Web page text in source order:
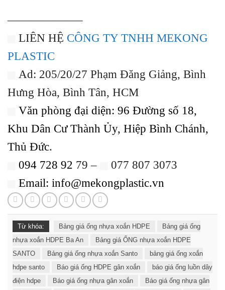
——————–
LIÊN HỆ CÔNG TY TNHH MEKONG
PLASTIC
Ad: 205/20/27 Phạm Đăng Giảng, Bình
Hưng Hòa, Bình Tân, HCM
Văn phòng đại diện: 96 Đường số 18,
Khu Dân Cư Thành Ủy, Hiệp Bình Chánh,
Thủ Đức.
094 728 92 79 –
077 807 3073
Email: info@mekongplastic.vn
Từ khóa: Bảng giá ống nhựa xoắn HDPE
Bảng giá ống
nhựa xoắn HDPE Ba An
Bảng giá ỐNG nhựa xoắn HDPE
SANTO
Bảng giá ống nhựa xoắn Santo
bảng giá ống xoắn
hdpe santo
Báo giá ống HDPE gân xoắn
báo giá ống luồn dây
điện hdpe
Báo giá ống nhựa gân xoắn
Báo giá ống nhựa gân